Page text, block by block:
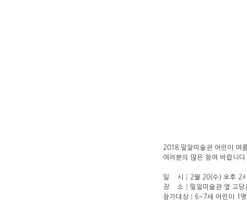
2018 밀알미술관 어린이 여
여러분의 많은 참여 바랍니다.
일 시│2월 20(수) 오후 2
장 소│밀알미술관 옆 고당
참가대상│6~7세 어린이 1